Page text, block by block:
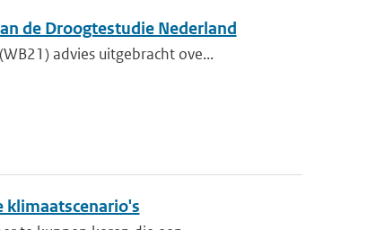
de Droogtestudie Nederland
advies uitgebracht ove...
klimaatscenario's